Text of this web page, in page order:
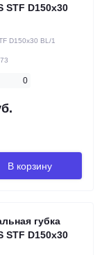
STF D150x30
D150x30 BL/1
0
В корзину
губка
STF D150x30